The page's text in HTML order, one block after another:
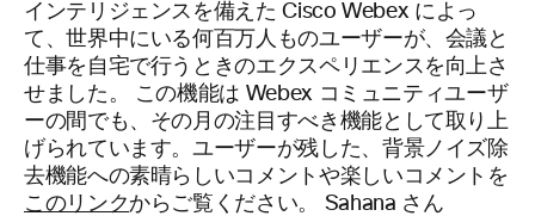
インテリジェンスを備えた Cisco Webex によっ
て、世界中にいる何百万人ものユーザーが、会議と
仕事を自宅で行うときのエクスペリエンスを向上さ
せました。 この機能は Webex コミュニティユーザ
ーの間でも、その月の注目すべき機能として取り上
げられています。ユーザーが残した、背景ノイズ除
去機能への素晴らしいコメントや楽しいコメントを
このリンクからご覧ください。 Sahana さん